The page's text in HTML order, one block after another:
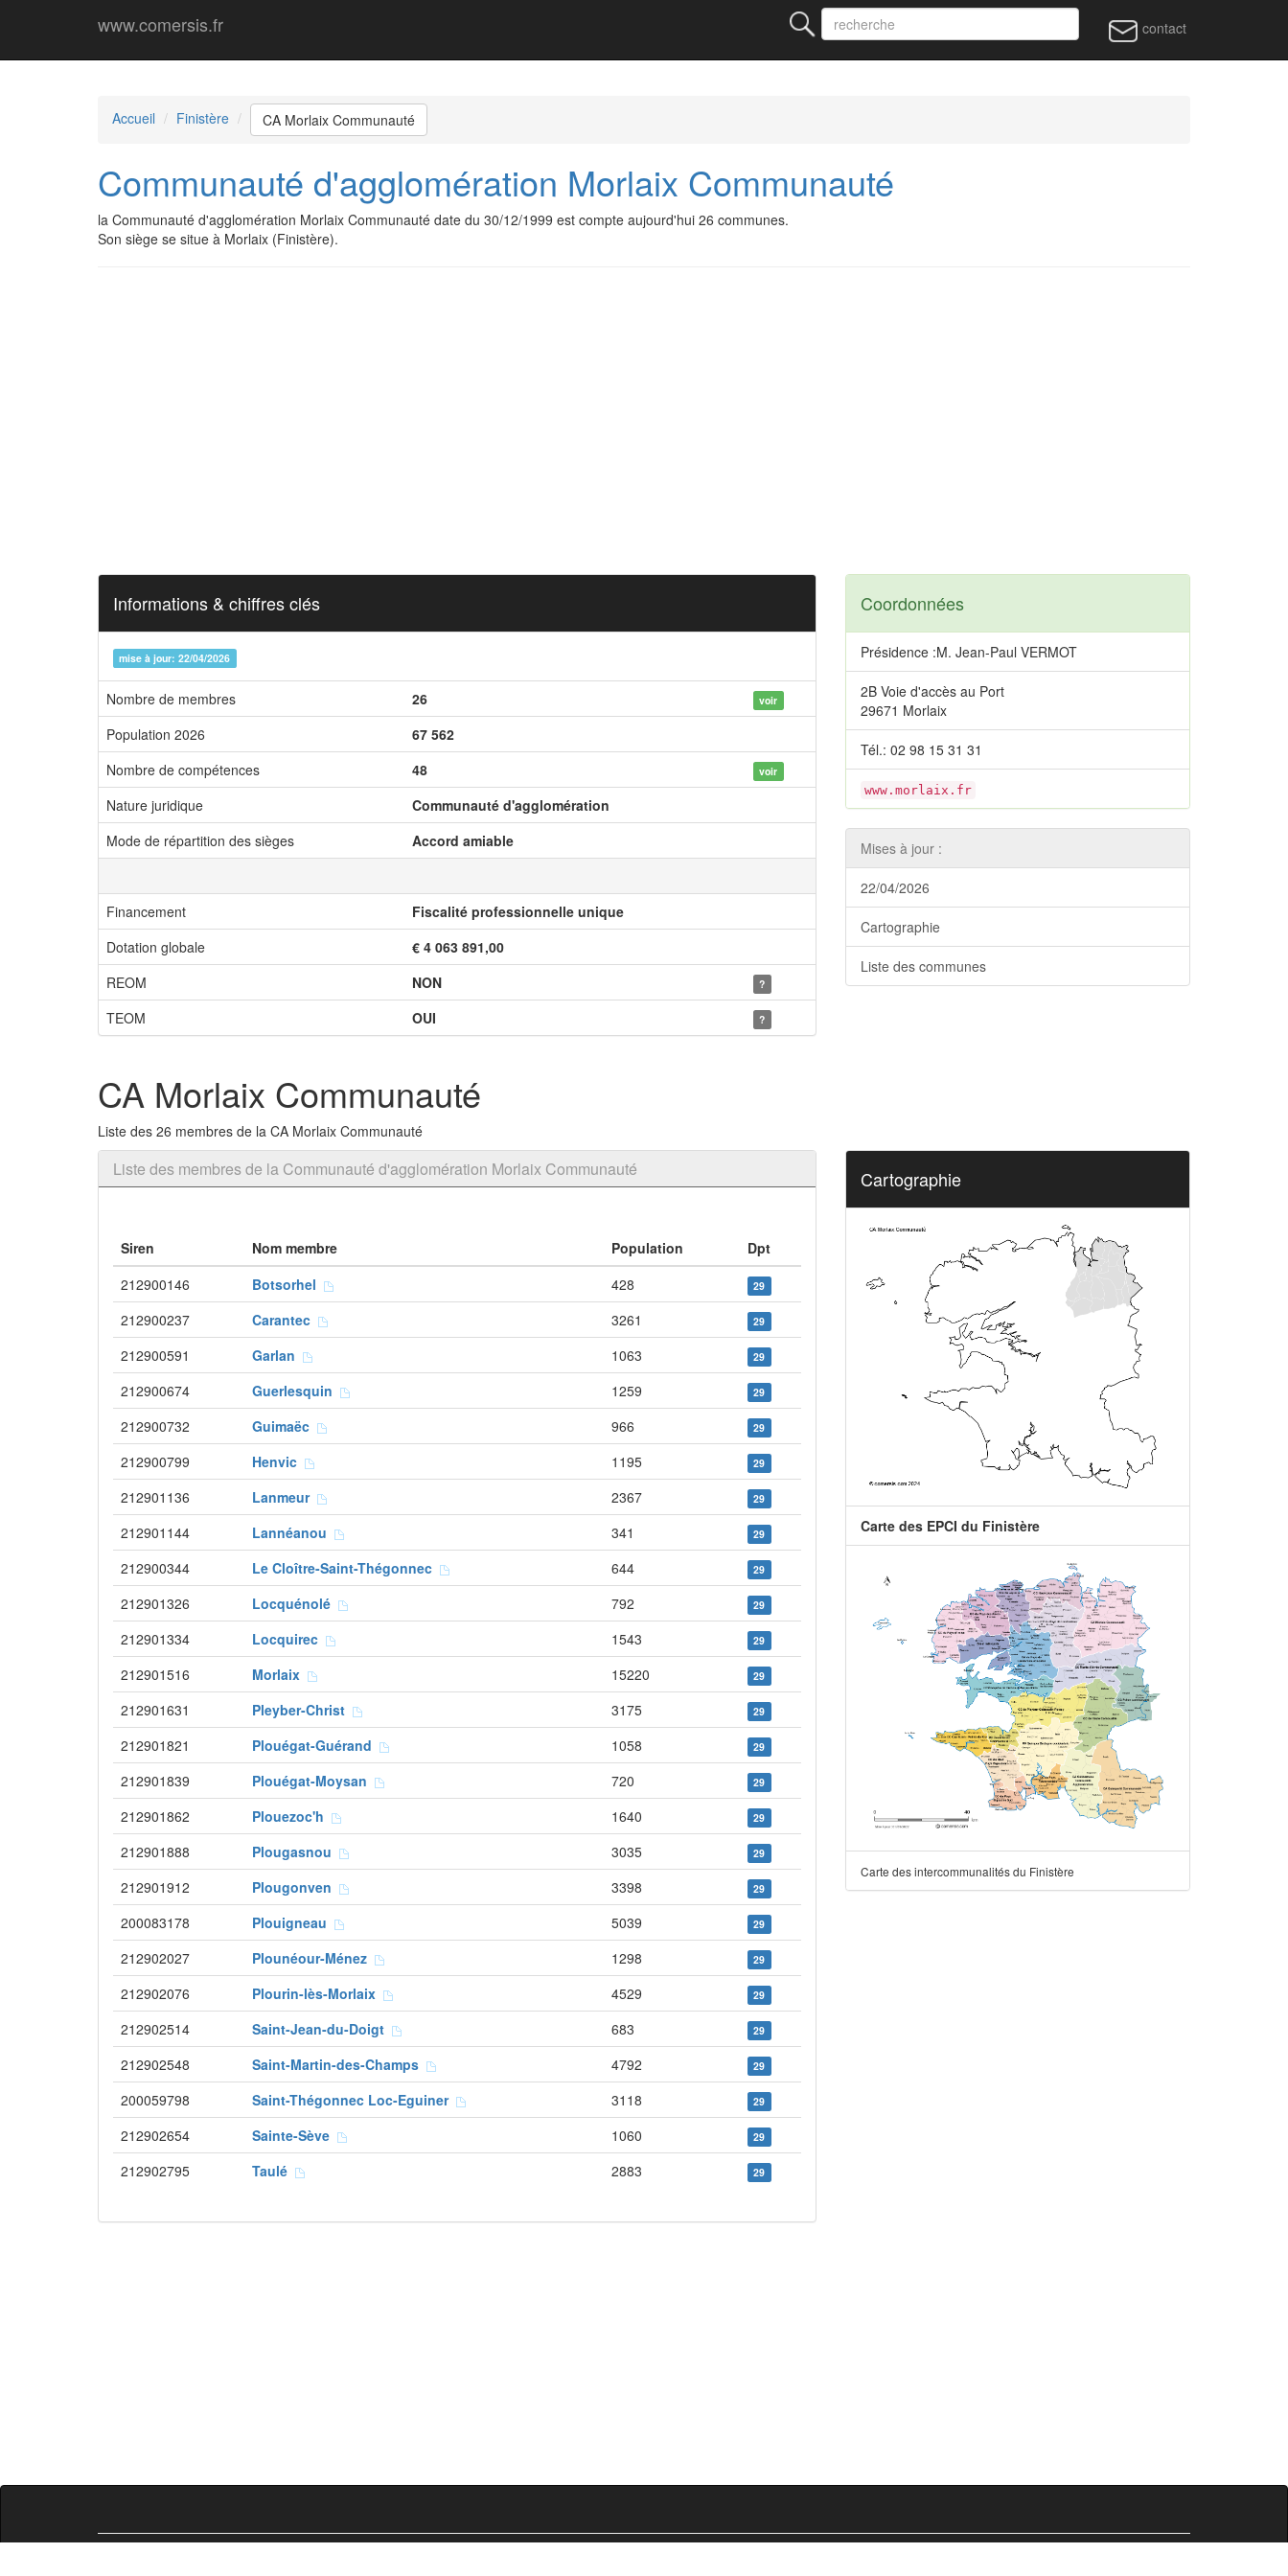
www.comersis.fr contact
Accueil Finistère CA Morlaix Communauté
Communauté d'agglomération Morlaix Communauté
la Communauté d'agglomération Morlaix Communauté date du 30/12/1999 est compte aujourd'hui 26 communes.
Son siège se situe à Morlaix (Finistère).
Informations & chiffres clés
mise à jour: 22/04/2026
Nombre de membres 26 voir
Population 2026
67 562
Nombre de compétences
48 voir
Nature juridique
Communauté d'agglomération
Mode de répartition des sièges
Accord amiable
Financement
Fiscalité professionnelle unique
Dotation globale
€ 4 063 891,00
REOM
NON ?
TEOM OUI ?
Coordonnées
Présidence :M. Jean-Paul VERMOT
2B Voie d'accès au Port
29671 Morlaix
Tél.: 02 98 15 31 31
www.morlaix.fr
Mises à jour :
22/04/2026
Cartographie
Liste des communes
CA Morlaix Communauté
Liste des 26 membres de la CA Morlaix Communauté
Liste des membres de la Communauté d'agglomération Morlaix Communauté
Siren Nom membre Population
Dpt
212900146
Botsorhel 428 29
212900237 Carantec 3261 29
212900591 Garlan 1063 29
212900674 Guerlesquin 1259 29
212900732 Guimaëc 966 29
212900799 Henvic 1195 29
212901136 Lanmeur 2367 29
212901144 Lannéanou 341 29
212900344 Le Cloître-Saint-Thégonnec 644 29
212901326 Locquénolé 792 29
212901334 Locquirec 1543 29
212901516 Morlaix 15220 29
212901631 Pleyber-Christ 3175 29
212901821 Plouégat-Guérand 1058 29
212901839 Plouégat-Moysan 720 29
212901862 Plouezoc'h 1640 29
212901888 Plougasnou 3035 29
212901912 Plougonven 3398 29
200083178 Plouigneau 5039 29
212902027 Plounéour-Ménez 1298 29
212902076 Plourin-lès-Morlaix 4529 29
212902514 Saint-Jean-du-Doigt 683 29
212902548 Saint-Martin-des-Champs 4792 29
200059798 Saint-Thégonnec Loc-Eguiner 3118 29
212902654 Sainte-Sève 1060 29
212902795 Taulé 2883 29
Cartographie
Carte des EPCI du Finistère
Carte des intercommunalités du Finistère